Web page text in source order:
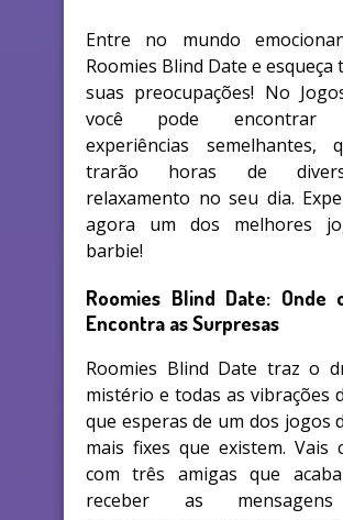
Entre no mundo
Roomies Blind Date e esqueça
suas preocupações! No
você pode encontrar
experiências semelhantes,
trarão horas de
relaxamento no seu dia.
agora um dos melhores
barbie!
Roomies Blind Date: Onde
Encontra as Surpresas
Roomies Blind Date traz o
mistério e todas as vibrações
que esperas de um dos jogos
mais fixes que existem. Vais
com três amigas que
receber as